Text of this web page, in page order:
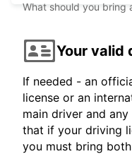
What should you bring
Your valid
If needed - an
license or an
main driver and
that if your driving
you must bring